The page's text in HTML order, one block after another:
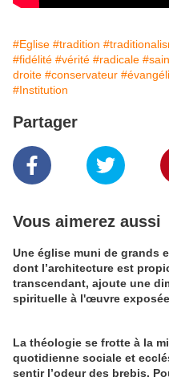
#Eglise #tradition
#fidélité #vérité #radicale
droite #conservateur
#Institution
Partager
Vous aimerez aussi
Une église muni de grands
dont l’architecture est
transcendant, ajoute une
spirituelle à l'œuvre
La théologie se frotte à la
quotidienne sociale et
sentir l’odeur des brebis.